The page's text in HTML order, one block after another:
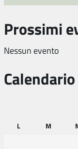
Prossimi
Nessun evento
L M